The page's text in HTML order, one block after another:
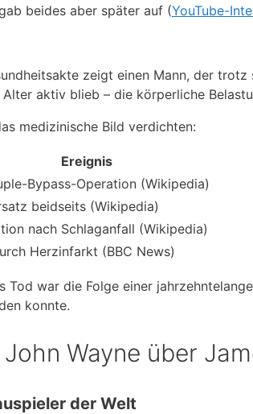
beides aber später auf (YouTube-
zeigt einen Mann, der
Alter aktiv blieb – die körperliche
medizinische Bild verdichten:
Ereignis
Bypass-Operation (Wikipedia)
beidseits (Wikipedia)
nach Schlaganfall (Wikipedia)
Herzinfarkt (BBC News)
Tod war die Folge einer
konnte.
Wayne über
der Welt